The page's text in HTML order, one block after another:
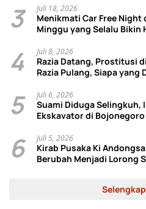
3 Juli 18, 2026
Menikmati Car Free Night
Minggu yang Selalu Bikin
4 Juli 8, 2026
Razia Datang, Prostitusi
Razia Pulang, Siapa yang
5 Juli 6, 2026
Suami Diduga Selingkuh,
Ekskavator di Bojonegoro
6 Juli 5, 2026
Kirab Pusaka Ki
Berubah Menjadi Lorong